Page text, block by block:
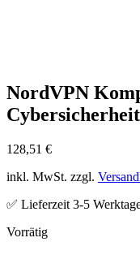
NordVPN
128,51 €
inkl. MwSt. zzgl.
✅ Lieferzeit 3-5